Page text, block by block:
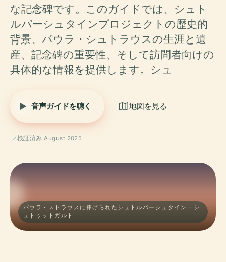
な記念碑です。このガイドでは、シュト
ルパーシュタインプロジェクトの歴史的
背景、パウラ・シュトラウスの生涯と遺
産、記念碑の重要性、そして訪問者向けの
具体的な情報を提供します。シュ
音声ガイドを聴く 地図を見る
検証済み August 2025
パウラ・ストラウスに捧げられたシュトルパーシュタイン · シ
ュトゥットガルト